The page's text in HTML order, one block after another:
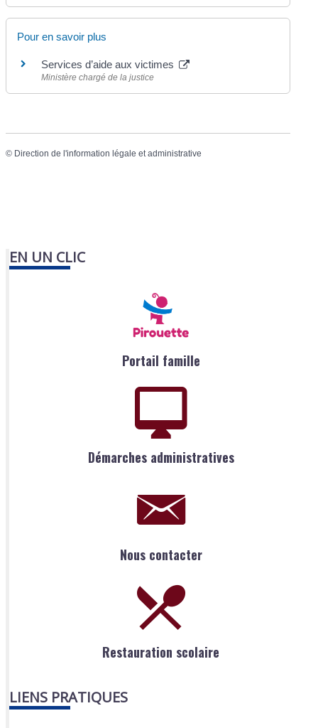
Pour en savoir plus
Services d’aide aux victimes
Ministère chargé de la justice
© Direction de l'information légale et administrative
EN UN CLIC
Portail famille
Démarches administratives
Nous contacter
Restauration scolaire
LIENS PRATIQUES